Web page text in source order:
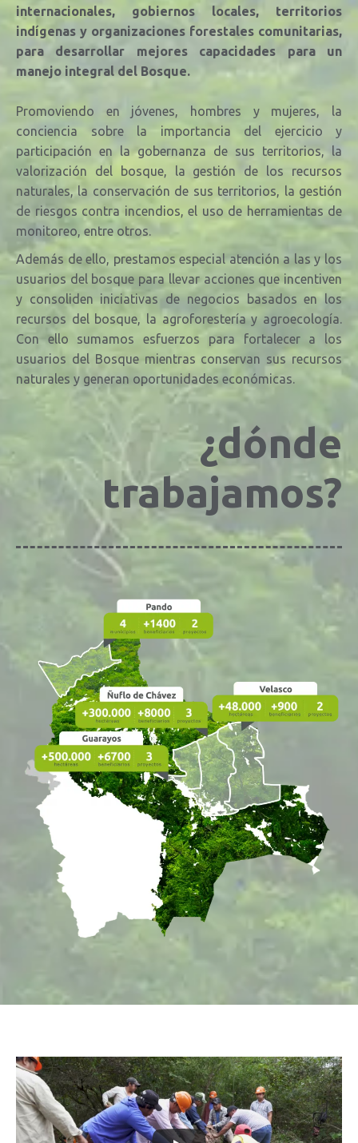
internacionales, gobiernos locales, territorios
indígenas y organizaciones forestales comunitarias,
para desarrollar mejores capacidades para un
manejo integral del Bosque.
Promoviendo en jóvenes, hombres y mujeres, la
conciencia sobre la importancia del ejercicio y
participación en la gobernanza de sus territorios, la
valorización del bosque, la gestión de los recursos
naturales, la conservación de sus territorios, la gestión
de riesgos contra incendios, el uso de herramientas de
monitoreo, entre otros.
Además de ello, prestamos especial atención a las y los
usuarios del bosque para llevar acciones que incentiven
y consoliden iniciativas de negocios basados en los
recursos del bosque, la agroforestería y agroecología.
Con ello sumamos esfuerzos para fortalecer a los
usuarios del Bosque mientras conservan sus recursos
naturales y generan oportunidades económicas.
¿dónde
trabajamos?